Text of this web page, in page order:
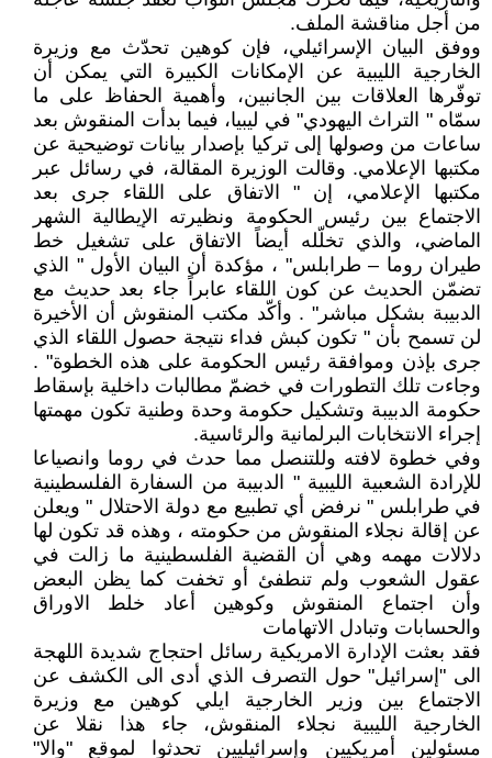
من أجل مناقشة الملف.
ووفق البيان الإسرائيلي، فإن كوهين تحدّث مع وزيرة
الخارجية الليبية عن الإمكانات الكبيرة التي يمكن أن
توفّرها العلاقات بين الجانبين، وأهمية الحفاظ على ما
سمّاه " التراث اليهودي" في ليبيا، فيما بدأت المنقوش بعد
ساعات من وصولها إلى تركيا بإصدار بيانات توضيحية عن
مكتبها الإعلامي. وقالت الوزيرة المقالة، في رسائل عبر
مكتبها الإعلامي، إن " الاتفاق على اللقاء جرى بعد
الاجتماع بين رئيس الحكومة ونظيرته الإيطالية الشهر
الماضي، والذي تخلّله أيضاً الاتفاق على تشغيل خط
طيران روما – طرابلس" ، مؤكدة أن البيان الأول " الذي
تضمّن الحديث عن كون اللقاء عابراً جاء بعد حديث مع
الدبيبة بشكل مباشر" . وأكّد مكتب المنقوش أن الأخيرة
لن تسمح بأن " تكون كبش فداء نتيجة حصول اللقاء الذي
جرى بإذن وموافقة رئيس الحكومة على هذه الخطوة" .
وجاءت تلك التطورات في خضمّ مطالبات داخلية بإسقاط
حكومة الدبيبة وتشكيل حكومة وحدة وطنية تكون مهمتها
إجراء الانتخابات البرلمانية والرئاسية.
وفي خطوة لافته وللتنصل مما حدث في روما وانصياعا
للإرادة الشعبية الليبية " الدبيبة من السفارة الفلسطينية
في طرابلس " نرفض أي تطبيع مع دولة الاحتلال " ويعلن
عن إقالة نجلاء المنقوش من حكومته ، وهذه قد تكون لها
دلالات مهمه وهي أن القضية الفلسطينية ما زالت في
عقول الشعوب ولم تنطفئ أو تخفت كما يظن البعض
وأن اجتماع المنقوش وكوهين أعاد خلط الاوراق
والحسابات وتبادل الاتهامات
فقد بعثت الإدارة الامريكية رسائل احتجاج شديدة اللهجة
الى "إسرائيل" حول التصرف الذي أدى الى الكشف عن
الاجتماع بين وزير الخارجية ايلي كوهين مع وزيرة
الخارجية الليبية نجلاء المنقوش، جاء هذا نقلا عن
مسئولين أمريكيين وإسرائيليين تحدثوا لموقع "والا"